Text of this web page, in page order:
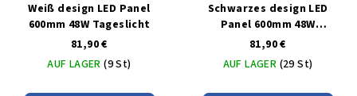
Weiß design LED Panel
600mm 48W Tageslicht
81,90 €
AUF LAGER(9 St)
Schwarzes design LED
Panel 600mm 48W
Warmweiß
81,90 €
AUF LAGER (29 St)